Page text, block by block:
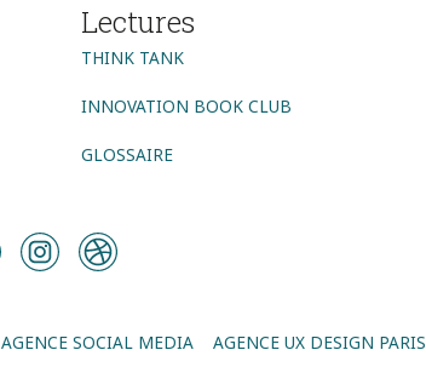
Lectures
THINK TANK
INNOVATION BOOK CLUB
GLOSSAIRE
AGENCE SOCIAL MEDIA AGENCE UX DESIGN PARIS